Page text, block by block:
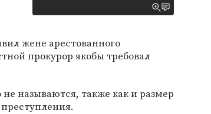
жене арестованного
прокурор якобы требовал
называются, также как и размер